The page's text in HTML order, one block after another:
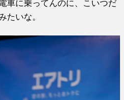
車に乗ってんのに、こいつだ
たいな。